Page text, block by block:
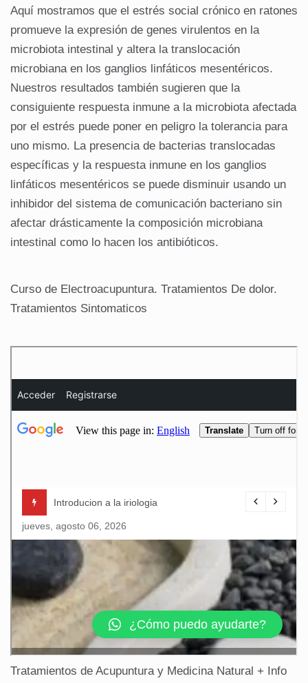
Aquí mostramos que el estrés social crónico en ratones
promueve la expresión de genes virulentos en la
microbiota intestinal y altera la translocación
microbiana en los ganglios linfáticos mesentéricos.
Nuestros resultados también sugieren que la
consiguiente respuesta inmune a la microbiota afectada
por el estrés puede poner en peligro la tolerancia para
uno mismo. La presencia de bacterias translocadas
específicas y la respuesta inmune en los ganglios
linfáticos mesentéricos se puede disminuir usando un
inhibidor del sistema de comunicación bacteriano sin
afectar drásticamente la composición microbiana
intestinal como lo hacen los antibióticos.
Curso de Electroacupuntura. Tratamientos De dolor.
Tratamientos Sintomaticos
Tratamientos de Acupuntura y Medicina Natural + Info